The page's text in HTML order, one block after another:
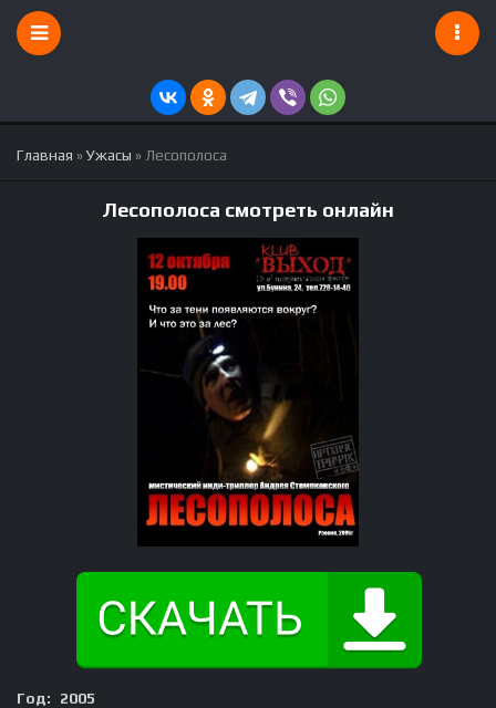
Главная »Ужасы » Лесополоса
Лесополоса смотреть онлайн
Год:
2005